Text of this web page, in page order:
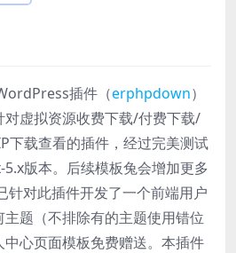
插件（erphpdown）
对虚拟资源收费下载/付费下载/
下载查看的插件，经过完美测试
版本。后续模板兔会增加更多
针对此插件开发了一个前端用户
题（不排除有的主题使用错位
心页面模板免费赠送。本插件